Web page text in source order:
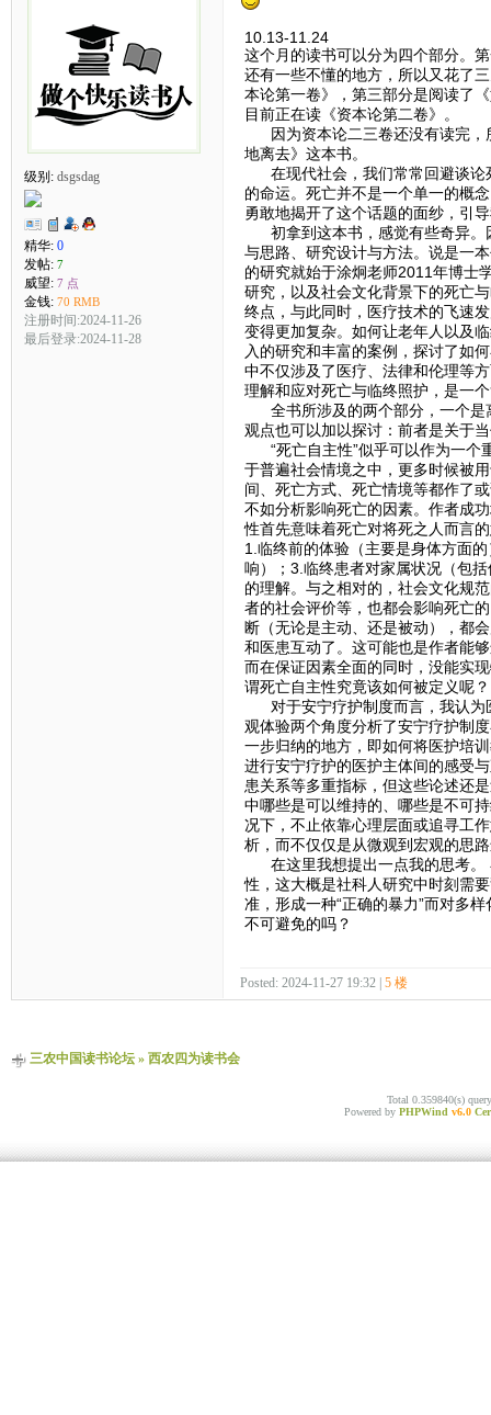
级别: dsgsdag
精华: 0
发帖: 7
威望: 7 点
金钱: 70 RMB
注册时间:2024-11-26
最后登录:2024-11-28
10.13-11.24
这个月的读书可以分为四个部分。
还有一些不懂的地方，所以又花了
本论第一卷》，第三部分是阅读了
目前正在读《资本论第二卷》。
因为资本论二三卷还没有读完，
地离去》这本书。
在现代社会，我们常常回避谈论
的命运。死亡并不是一个单一的概
勇敢地揭开了这个话题的面纱，引
初拿到这本书，感觉有些奇异。
与思路、研究设计与方法。说是一
的研究就始于涂炯老师2011年博士
研究，以及社会文化背景下的死亡
终点，与此同时，医疗技术的飞速
变得更加复杂。如何让老年人以及
入的研究和丰富的案例，探讨了如
中不仅涉及了医疗、法律和伦理等
理解和应对死亡与临终照护，是一
全书所涉及的两个部分，一个是
观点也可以加以探讨：前者是关于
“死亡自主性”似乎可以作为一个
于普遍社会情境之中，更多时候被
间、死亡方式、死亡情境等都作了
不如分析影响死亡的因素。作者成
性首先意味着死亡对将死之人而言
1.临终前的体验（主要是身体方面
响）；3.临终患者对家属状况（包
的理解。与之相对的，社会文化规
者的社会评价等，也都会影响死亡
断（无论是主动、还是被动），都
和医患互动了。这可能也是作者能
而在保证因素全面的同时，没能实
谓死亡自主性究竟该如何被定义呢？
对于安宁疗护制度而言，我认为
观体验两个角度分析了安宁疗护制
一步归纳的地方，即如何将医护培
进行安宁疗护的医护主体间的感受
患关系等多重指标，但这些论述还
中哪些是可以维持的、哪些是不可
况下，不止依靠心理层面或追寻工
析，而不仅仅是从微观到宏观的思
在这里我想提出一点我的思考。
性，这大概是社科人研究中时刻需
准，形成一种“正确的暴力”而对多
不可避免的吗？
Posted: 2024-11-27 19:32 | 5 楼
三农中国读书论坛» 西农四为读书会
Total 0.359840(s)
Powered by PHPWind v6.0